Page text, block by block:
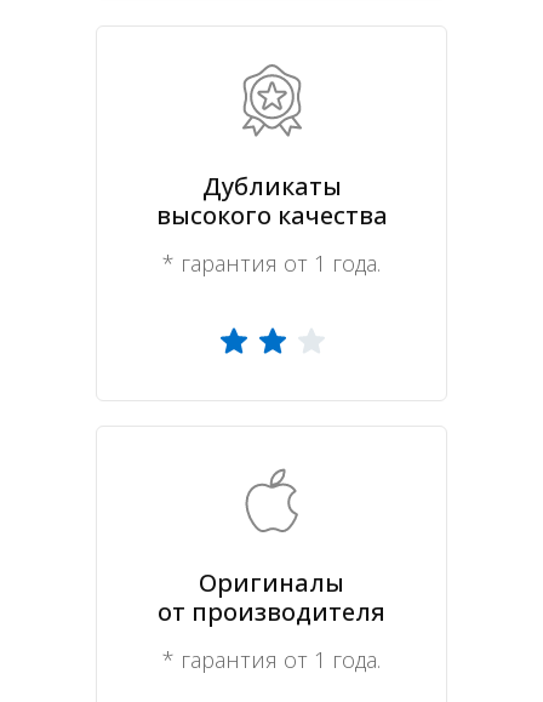
Дубликаты
высокого качества
* гарантия от 1 года.
Оригиналы
от производителя
* гарантия от 1 года.